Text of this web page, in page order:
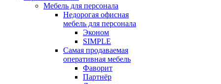
Мебель для персонала
Недорогая офисная
мебель для персонала
Эконом
SIMPLE
Самая продаваемая
оперативная мебель
Фаворит
Партнёр